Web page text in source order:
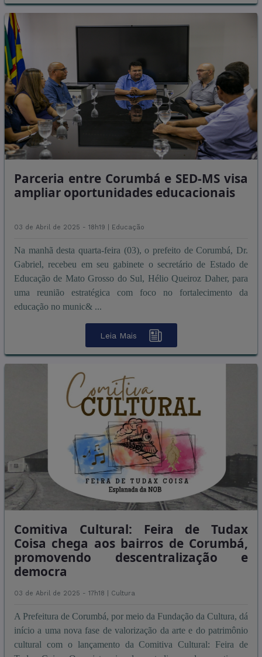
Parceria entre Corumbá e SED-MS visa
ampliar oportunidades educacionais
03 de Abril de 2025 - 18h19 | Educação
Na manhã desta quarta-feira (03), o prefeito de Corumbá, Dr.
Gabriel, recebeu em seu gabinete o secretário de Estado de
Educação de Mato Grosso do Sul, Hélio Queiroz Daher, para
uma reunião estratégica com foco no fortalecimento da
educação no munic& ...
Leia Mais
Comitiva Cultural: Feira de Tudax
Coisa chega aos bairros de Corumbá,
promovendo descentralização e
democra
03 de Abril de 2025 - 17h18 | Cultura
A Prefeitura de Corumbá, por meio da Fundação da Cultura, dá
início a uma nova fase de valorização da arte e do patrimônio
cultural com o lançamento da Comitiva Cultural: Feira de